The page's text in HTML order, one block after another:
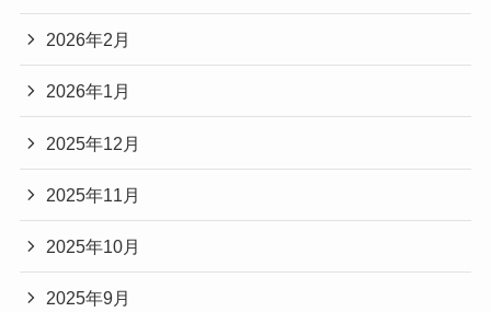
2026年2月
2026年1月
2025年12月
2025年11月
2025年10月
2025年9月